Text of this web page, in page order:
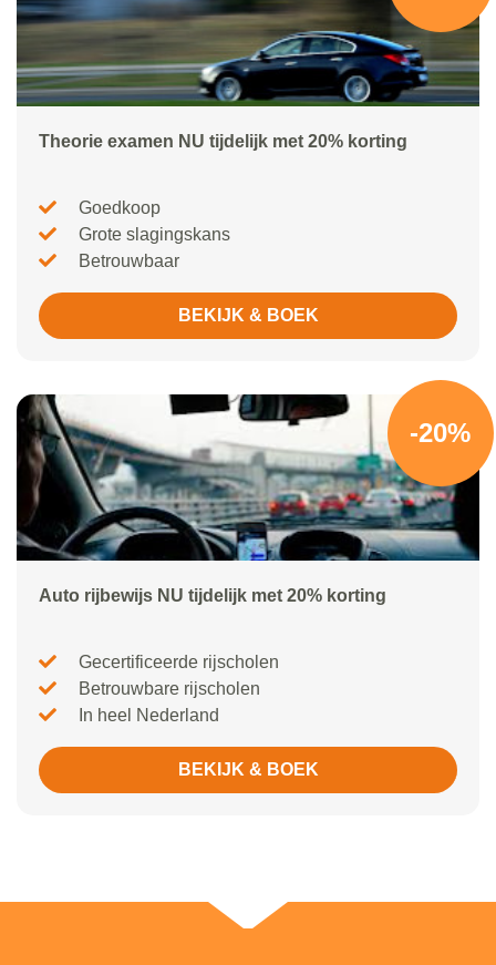
Theorie examen NU tijdelijk met 20% korting
Goedkoop
Grote slagingskans
Betrouwbaar
BEKIJK & BOEK
-20%
Auto rijbewijs NU tijdelijk met 20% korting
Gecertificeerde rijscholen
Betrouwbare rijscholen
In heel Nederland
BEKIJK & BOEK